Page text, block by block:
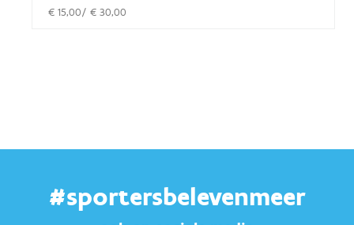
€ 15,00/ € 30,00
#sportersbelevenmeer